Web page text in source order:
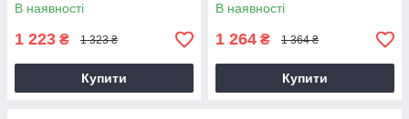
В наявності
1 223 ₴ 1 323 ₴
Купити
В наявності
1 264 ₴ 1 364 ₴
Купити